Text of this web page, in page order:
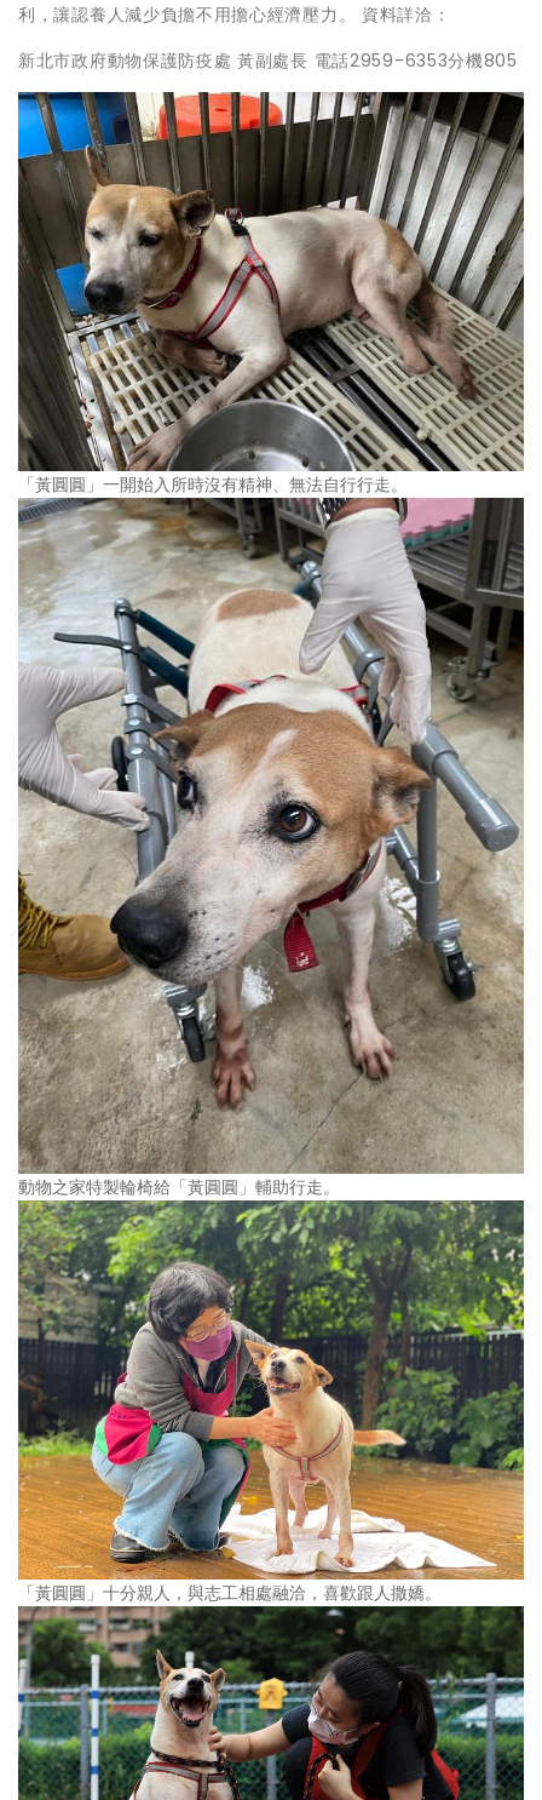
利，讓認養人減少負擔不用擔心經濟壓力。 資料詳洽：
新北市政府動物保護防疫處 黃副處長 電話2959-6353分機805
「黃圓圓」一開始入所時沒有精神、無法自行行走。
動物之家特製輪椅給「黃圓圓」輔助行走。
「黃圓圓」十分親人，與志工相處融洽，喜歡跟人撒嬌。